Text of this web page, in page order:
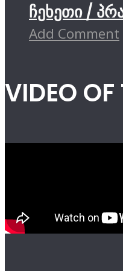
ჩეხეთი /
Add Comment
VIDEO